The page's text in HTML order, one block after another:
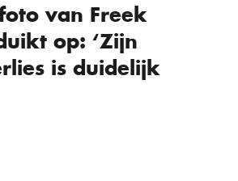
van Freek
op: ‘Zijn
is duidelijk